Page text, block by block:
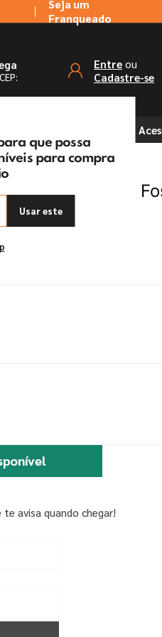
Seja um
Franqueado
que possa
para compra
Usar este
Entre ou
Cadastre-se
Extra
avisa quando chegar!